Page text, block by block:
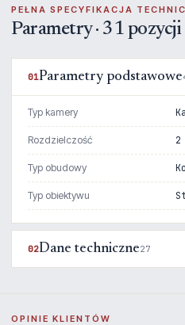
PEŁNA SPECYFIKACJA
Parametry · 31 pozycji
01Parametry podstawowe
Typ kamery
Rozdzielczość 2
Typ obudowy
Typ obiektywu
02Dane techniczne27
OPINIE KLIENTÓW